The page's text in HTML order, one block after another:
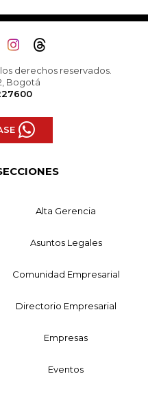
derechos reservados.
Bogotá
Alta Gerencia
Asuntos Legales
Comunidad Empresarial
Directorio Empresarial
Empresas
Eventos